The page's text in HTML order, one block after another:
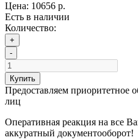
Цена: 10656 р.
Есть в наличии
Количество:
+
-
Купить
Предоставляем приоритетное
лиц
Оперативная реакция на все
аккуратный документооборот!